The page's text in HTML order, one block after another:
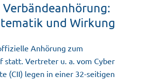
und Wirkung
Anhörung zum
statt. Vertreter u. a. vom Cyber
(CII) legen in einer 32-seitigen